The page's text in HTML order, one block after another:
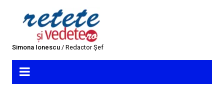
Simona Ionescu/ Redactor Șef